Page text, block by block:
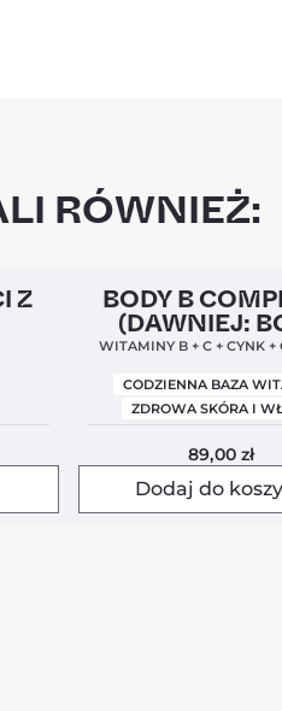
RÓWNIEŻ:
5,0
Z
Clean Label Nowa Formuła
BODY B
(DAWNIEJ:
WITAMINY B + C + CYNK +
CODZIENNA BAZA
ZDROWA SKÓRA I
89,00zł
Dodaj do